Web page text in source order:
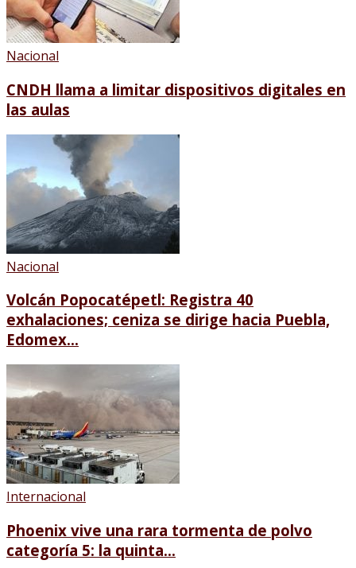
Nacional
CNDH llama a limitar dispositivos digitales en
las aulas
Nacional
Volcán Popocatépetl: Registra 40
exhalaciones; ceniza se dirige hacia Puebla,
Edomex...
Internacional
Phoenix vive una rara tormenta de polvo
categoría 5: la quinta...